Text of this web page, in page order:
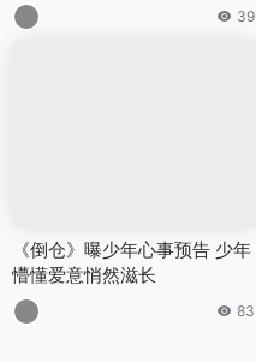
39
《倒仓》曝少年心事预告 少年
懵懂爱意悄然滋长
83